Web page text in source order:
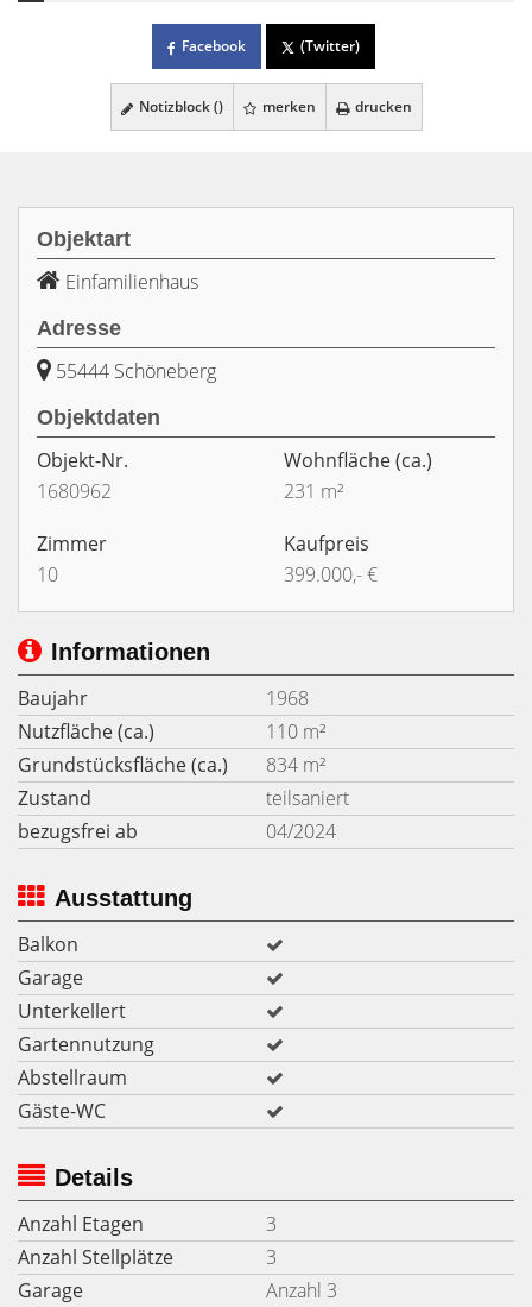
Facebook (Twitter)
Notizblock () merken drucken
Objektart
Einfamilienhaus
Adresse
55444 Schöneberg
Objektdaten
Objekt-Nr.
1680962
Wohnfläche(ca.)
231 m²
Zimmer
10
Kaufpreis
399.000,- €
Informationen
Baujahr
1968
Nutzfläche (ca.)
110 m²
Grundstücksfläche (ca.)
834 m²
Zustand
teilsaniert
bezugsfrei ab
04/2024
Ausstattung
Balkon
Garage
Unterkellert
Gartennutzung
Abstellraum
Gäste-WC
Details
Anzahl Etagen
3
Anzahl Stellplätze
3
Garage
Anzahl 3